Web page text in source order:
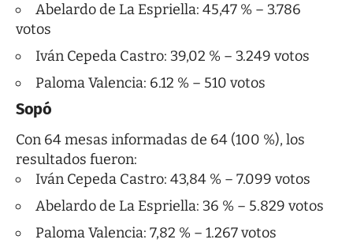
Abelardo de La Espriella: 45,47 % – 3.786
votos
Iván Cepeda Castro: 39,02 % – 3.249 votos
Paloma Valencia: 6.12 % – 510 votos
Sopó
Con 64 mesas informadas de 64 (100 %), los
resultados fueron:
Iván Cepeda Castro: 43,84 % – 7.099 votos
Abelardo de La Espriella: 36 % – 5.829 votos
Paloma Valencia: 7,82 % – 1.267 votos